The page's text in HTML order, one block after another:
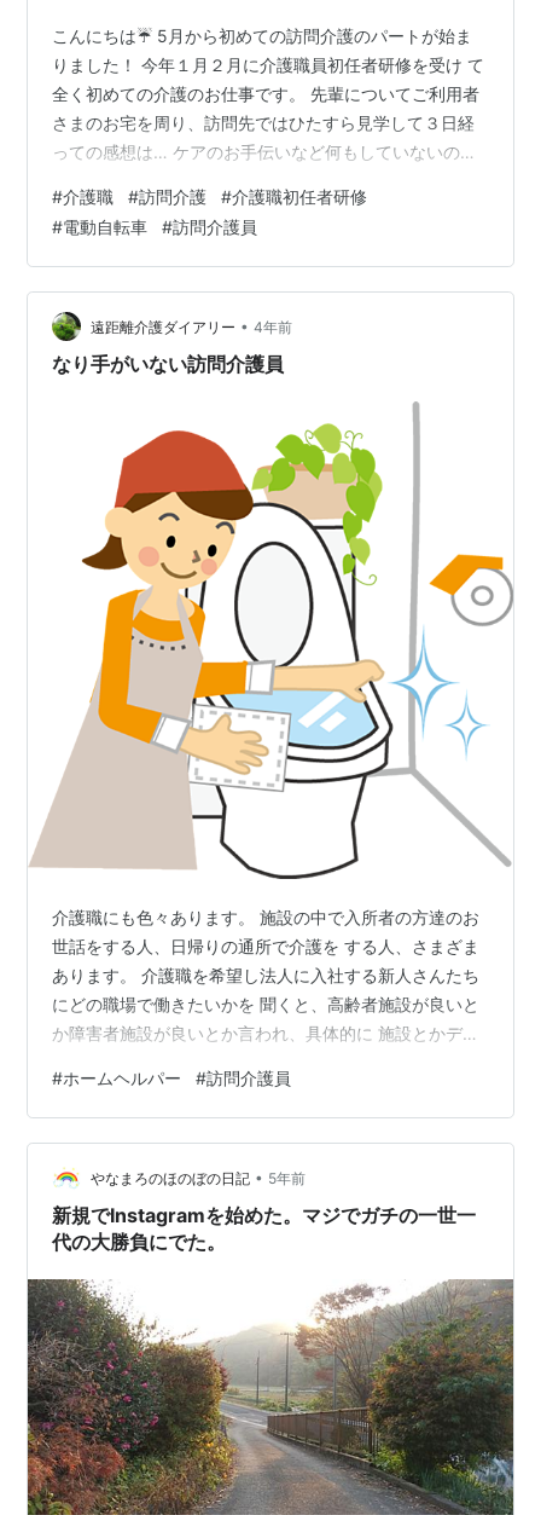
こんにちは☔️ 5月から初めての訪問介護のパートが始ま
りました！ 今年１月２月に介護職員初任者研修を受け て
全く初めての介護のお仕事です。 先輩についてご利用者
さまのお宅を周り、訪問先ではひたすら見学して３日経
っての感想は… ケアのお手伝いなど何もしていないの
日ありの移動だけでぐったりしてしまいました💦（５hで
３〜４軒周ります） 介護以前のお話です(^^;; 私はスーパ
ーレジの仕事でも、夏は熱中症になりやすい方でスポド
リが欠かせないので、真夏の移動、心配です🚴‍♀️😥 訪問介
護は、自転車移動の負担がかなりあることを知りまし
た。 先輩がLINE…
#介護職 #訪問介護 #介護職初任者研修
#電動自転車 #訪問介護員
遠距離介護ダイアリー • 4年前
なり手がいない訪問介護員
介護職にも色々あります。 施設の中で入所者の方達のお
世話をする人、日帰りの通所で介護を する人、さまざま
あります。 介護職を希望し法人に入社する新人さんたち
にどの職場で働きたいかを 聞くと、高齢者施設が良いと
か障害者施設が良いとか言われ、具体的に 施設とかデイ
が します。 訪問介護員なんていう人はほぼ皆無でしょ
う。 それはそうですよ。 数人の職員と一緒になって、仕
事を見て学んでいくような職場であれば 新人さん達にと
ってはとても覚えやすく環境も整っているのではないで
しょうか。 でも訪問介護員はそうはいきません。 現場は
一人きりです。 すべて一人…
#ホームヘルパー #訪問介護員
やなまろのほのぼの日記 • 5年前
新規でInstagramを始めた。マジでガチの一世一
代の大勝負にでた。